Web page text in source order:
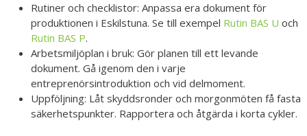
Rutiner och checklistor: Anpassa era dokument för
produktionen i Eskilstuna. Se till exempel Rutin BAS U och
Rutin BAS P.
Arbetsmiljöplan i bruk: Gör planen till ett levande
dokument. Gå igenom den i varje
entreprenörsintroduktion och vid delmoment.
Uppföljning: Låt skyddsronder och morgonmöten få fasta
säkerhetspunkter. Rapportera och åtgärda i korta cykler.